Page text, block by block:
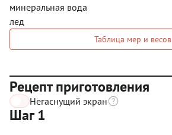
минеральная вода
лед
Таблица мер и весов
Рецепт приготовления
Негаснущий экран
Шаг 1